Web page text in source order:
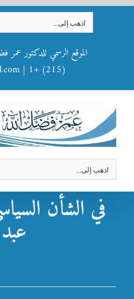
اذهب إلى...
(215) +1
|
اذهب إلى...
في الشأن